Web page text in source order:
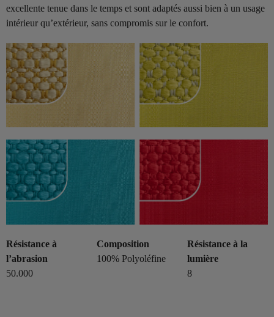
excellente tenue dans le temps et sont adaptés aussi bien à un usage
intérieur qu’extérieur, sans compromis sur le confort.
Résistance à
l’abrasion
50.000
Composition
100% Polyoléfine
Résistance à la
lumière
8